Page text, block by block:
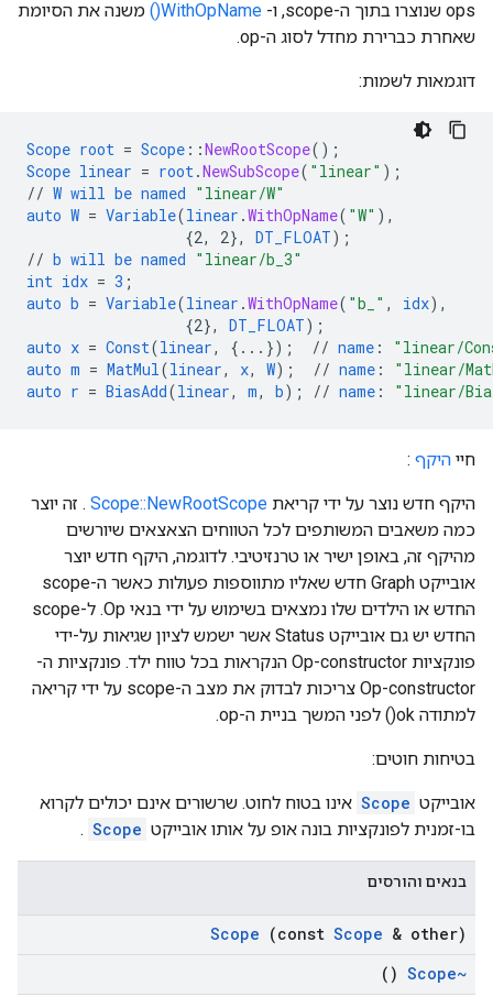
ops שנוצרו בתוך ה-scope, ו-
WithOpName()
משנה את הסיומת
שאחרת כברירת מחדל לסוג ה-op.
דוגמאות לשמות:
Scope root = Scope ::NewRootScope();
Scope linear = root.NewSubScope( "linear" );
// W will be named "linear/W"
auto W = Variable(linear .WithOpName( "W" ),
{2, 2}, DT_FLOAT);
// b will be named "linear/b_3"
int idx = 3 ;
auto b = Variable(linear .WithOpName( "b_" , idx),
{2}, DT_FLOAT);
auto x = Const(linear, { ... }); // name :
"linear/
auto m = MatMul(linear, x, W); // name :
"linear/
auto r = BiasAdd(linear, m, b); // name : "linear/
חיי היקף :
היקף חדש נוצר על ידי קריאת Scope::NewRootScope . זה יוצר
כמה משאבים המשותפים לכל הטווחים הצאצאים שיורשים
מהיקף זה, באופן ישיר או טרנזיטיבי. לדוגמה, היקף חדש יוצר
אובייקט Graph חדש שאליו מתווספות פעולות כאשר ה-scope
החדש או הילדים שלו נמצאים בשימוש על ידי בנאי Op. ל-scope
החדש יש גם אובייקט Status אשר ישמש לציון שגיאות על-ידי
פונקציות Op-constructor הנקראות בכל טווח ילד. פונקציות ה-
Op-constructor צריכות לבדוק את מצב ה-scope על ידי קריאה
למתודה ok() לפני המשך בניית ה-op.
בטיחות חוטים:
אובייקט Scope אינו בטוח לחוט. שרשורים אינם יכולים לקרוא
בו-זמנית לפונקציות בונה אופ על אותו אובייקט Scope
.
בנאים והורסים
Scope (const Scope & other)
~Scope
()